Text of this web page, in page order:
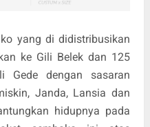
yang di didistribusikan
ke Gili Belek dan 125
dengan sasaran
Janda, Lansia dan
hidupnya pada